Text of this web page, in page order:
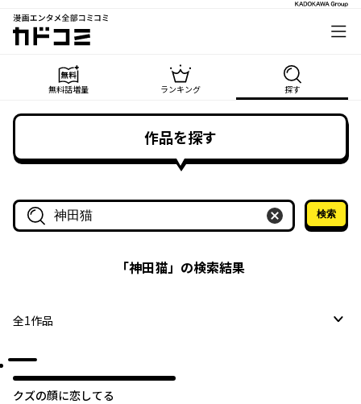
漫画エンタメ全部コミコミ
カドコミ
無料話増量 ランキング 探す
作品を探す
作品名・作家名で探す
検索
「神田猫」の検索結果
全1作品
クズの顔に恋してる